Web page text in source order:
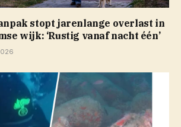
stopt jarenlange overlast in
wijk: ‘Rustig vanaf nacht één’